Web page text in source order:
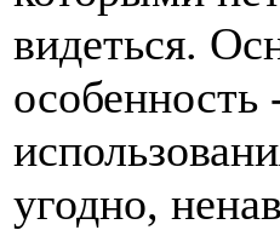
видеться.
особенность
угодно,